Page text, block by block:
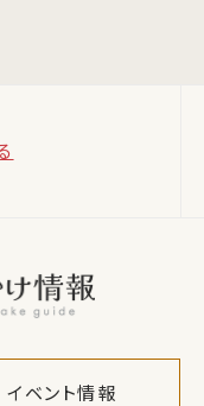
イベント情報